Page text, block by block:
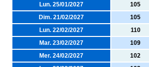
Lun. 25/01/2027
105
Dim. 21/02/2027
105
Lun. 22/02/2027
110
Mar. 23/02/2027
109
Mer. 24/02/2027
102